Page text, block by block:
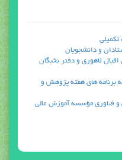
تكميلي
و دانشجویان
لاهوري و دفتر نخبگان
برنامه هاي هفته پژوهش و
و فناوري مؤسسه آموزش عالي